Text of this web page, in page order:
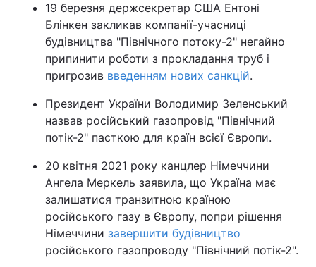
19 березня держсекретар США Ентоні
Блінкен закликав компанії-учасниці
будівництва "Північного потоку-2" негайно
припинити роботи з прокладання труб і
пригрозив введенням нових санкцій.
Президент України Володимир Зеленський
назвав російський газопровід "Північний
потік-2" пасткою для країн всієї Європи.
20 квітня 2021 року канцлер Німеччини
Ангела Меркель заявила, що Україна має
залишатися транзитною країною
російського газу в Європу, попри рішення
Німеччини завершити будівництво
російського газопроводу "Північний потік-2".